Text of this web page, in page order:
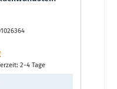
Preis:
2-4 Tage